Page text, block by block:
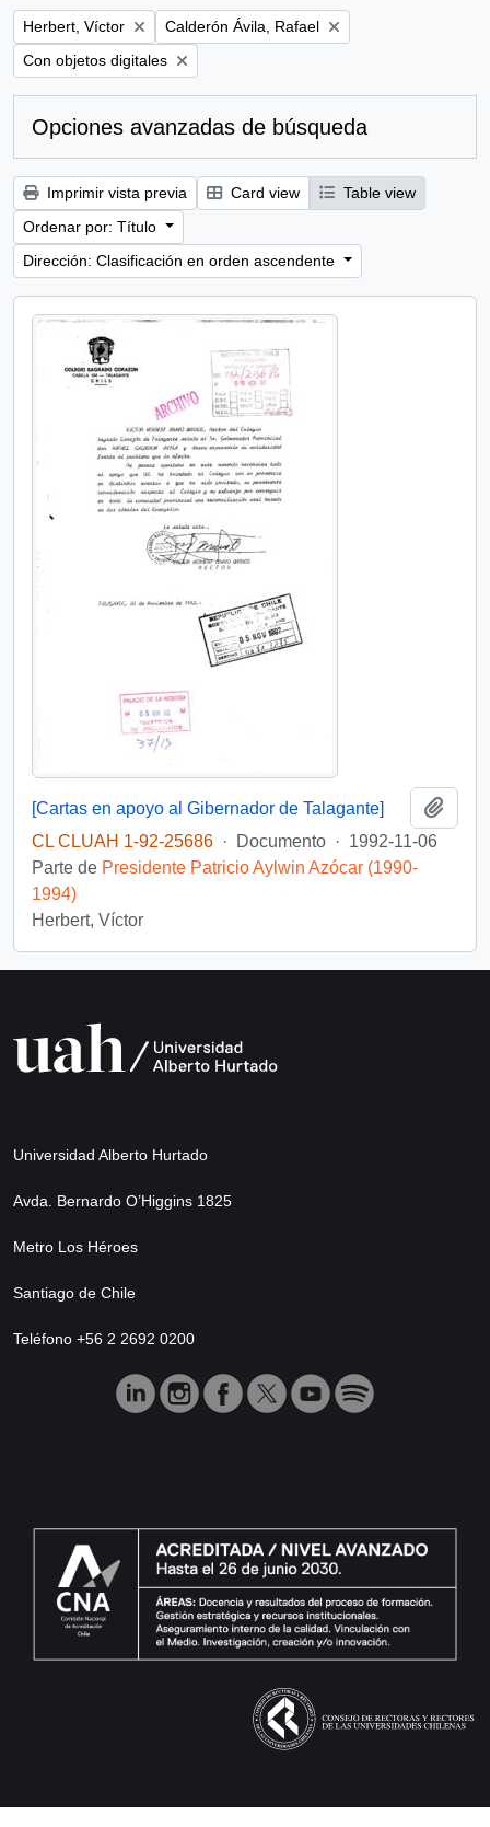
Remove filter:
Herbert, Víctor Remove filter:
Calderón Ávila, Rafael
Remove filter:
Con objetos digitales
Opciones avanzadas de búsqueda
Imprimir vista previa Card view
Table view
Ordenar por: Título
Dirección: Clasificación en orden ascendente
[Cartas en apoyo al Gibernador de Talagante]
CL CLUAH 1-92-25686 · Documento · 1992-11-06
Parte de Presidente Patricio Aylwin Azócar (1990-
1994)
Herbert, Víctor
Universidad Alberto Hurtado
Avda. Bernardo O’Higgins 1825
Metro Los Héroes
Santiago de Chile
Teléfono +56 2 2692 0200